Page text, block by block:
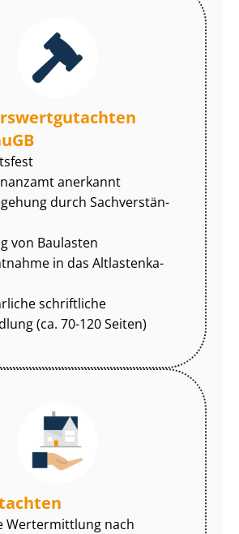
anerkannt
durch Sach­ver­stän­
von Baulasten
in das Alt­las­ten­ka­
schriftliche
(ca. 70-120 Seiten)
Wertermittlung nach